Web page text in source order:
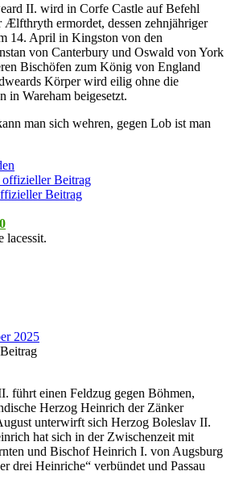
II. wird in Corfe Castle auf Befehl
Ælfthryth ermordet, dessen zehnjähriger
14. April in Kingston von den
von Canterbury und Oswald von York
Bischöfen zum König von England
Körper wird eilig ohne die
in Wareham beigesetzt.
man sich wehren, gegen Lob ist man
offizieller Beitrag
Beitrag
lacessit.
2025
führt einen Feldzug gegen Böhmen,
Herzog Heinrich der Zänker
unterwirft sich Herzog Boleslav II.
hat sich in der Zwischenzeit mit
und Bischof Heinrich I. von Augsburg
drei Heinriche“ verbündet und Passau